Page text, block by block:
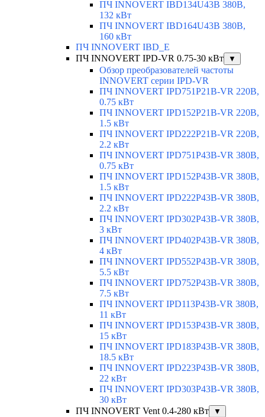
ПЧ INNOVERT IBD134U43B 380В,
132 кВт
ПЧ INNOVERT IBD164U43B 380В,
160 кВт
ПЧ INNOVERT IBD_E
ПЧ INNOVERT IPD-VR 0.75-30 кВт
▼
Обзор преобразователей частоты
INNOVERT серии IPD-VR
ПЧ INNOVERT IPD751P21B-VR 220В,
0.75 кВт
ПЧ INNOVERT IPD152P21B-VR 220В,
1.5 кВт
ПЧ INNOVERT IPD222P21B-VR 220В,
2.2 кВт
ПЧ INNOVERT IPD751P43B-VR 380В,
0.75 кВт
ПЧ INNOVERT IPD152P43B-VR 380В,
1.5 кВт
ПЧ INNOVERT IPD222P43B-VR 380В,
2.2 кВт
ПЧ INNOVERT IPD302P43B-VR 380В,
3 кВт
ПЧ INNOVERT IPD402P43B-VR 380В,
4 кВт
ПЧ INNOVERT IPD552P43B-VR 380В,
5.5 кВт
ПЧ INNOVERT IPD752P43B-VR 380В,
7.5 кВт
ПЧ INNOVERT IPD113P43B-VR 380В,
11 кВт
ПЧ INNOVERT IPD153P43B-VR 380В,
15 кВт
ПЧ INNOVERT IPD183P43B-VR 380В,
18.5 кВт
ПЧ INNOVERT IPD223P43B-VR 380В,
22 кВт
ПЧ INNOVERT IPD303P43B-VR 380В,
30 кВт
ПЧ INNOVERT Vent 0.4-280 кВт
▼